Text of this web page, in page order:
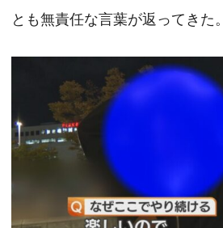
とも無責任な言葉が返ってきた。